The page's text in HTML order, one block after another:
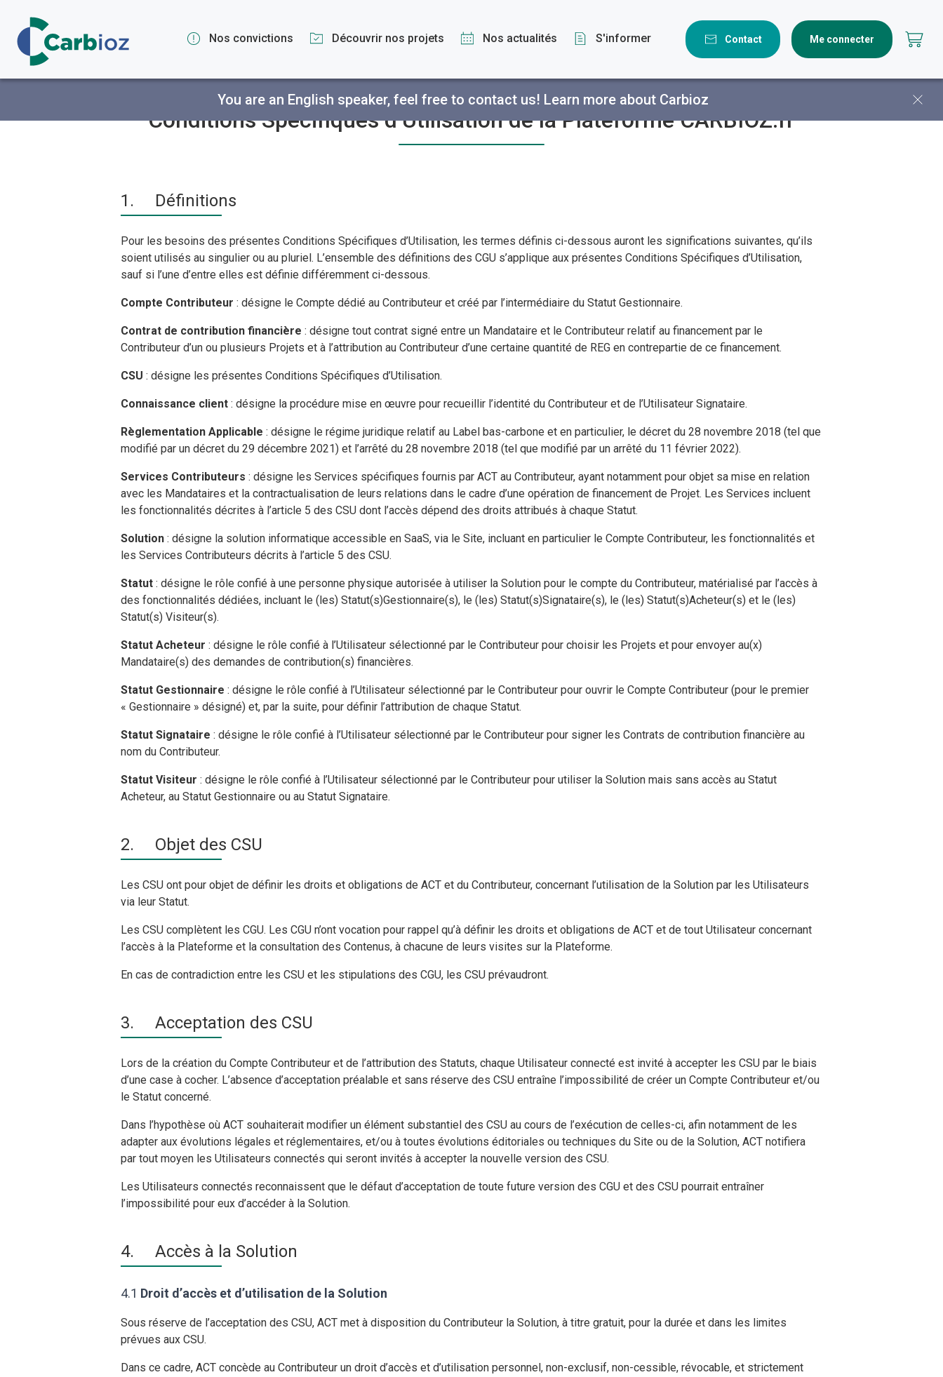
Nos convictions Découvrir nos projets Nos actualités S'informer Contact Me connecter
You are an English speaker, feel free to contact us! Learn more about Carbioz
Conditions Spécifiques d’Utilisation de la Plateforme CARBIOZ.fr
1. Définitions
Pour les besoins des présentes Conditions Spécifiques d’Utilisation, les termes définis ci-dessous auront les significations suivantes, qu’ils
soient utilisés au singulier ou au pluriel. L’ensemble des définitions des CGU s’applique aux présentes Conditions Spécifiques d’Utilisation,
sauf si l’une d’entre elles est définie différemment ci-dessous.
Compte Contributeur : désigne le Compte dédié au Contributeur et créé par l’intermédiaire du Statut Gestionnaire.
Contrat de contribution financière : désigne tout contrat signé entre un Mandataire et le Contributeur relatif au financement par le
Contributeur d’un ou plusieurs Projets et à l’attribution au Contributeur d’une certaine quantité de REG en contrepartie de ce financement.
CSU : désigne les présentes Conditions Spécifiques d’Utilisation.
Connaissance client : désigne la procédure mise en œuvre pour recueillir l’identité du Contributeur et de l’Utilisateur Signataire.
Règlementation Applicable : désigne le régime juridique relatif au Label bas-carbone et en particulier, le décret du 28 novembre 2018 (tel que
modifié par un décret du 29 décembre 2021) et l’arrêté du 28 novembre 2018 (tel que modifié par un arrêté du 11 février 2022).
Services Contributeurs : désigne les Services spécifiques fournis par ACT au Contributeur, ayant notamment pour objet sa mise en relation
avec les Mandataires et la contractualisation de leurs relations dans le cadre d’une opération de financement de Projet. Les Services incluent
les fonctionnalités décrites à l’article 5 des CSU dont l’accès dépend des droits attribués à chaque Statut.
Solution : désigne la solution informatique accessible en SaaS, via le Site, incluant en particulier le Compte Contributeur, les fonctionnalités et
les Services Contributeurs décrits à l’article 5 des CSU.
Statut : désigne le rôle confié à une personne physique autorisée à utiliser la Solution pour le compte du Contributeur, matérialisé par l’accès à
des fonctionnalités dédiées, incluant le (les) Statut(s)Gestionnaire(s), le (les) Statut(s)Signataire(s), le (les) Statut(s)Acheteur(s) et le (les)
Statut(s) Visiteur(s).
Statut Acheteur : désigne le rôle confié à l’Utilisateur sélectionné par le Contributeur pour choisir les Projets et pour envoyer au(x)
Mandataire(s) des demandes de contribution(s) financières.
Statut Gestionnaire : désigne le rôle confié à l’Utilisateur sélectionné par le Contributeur pour ouvrir le Compte Contributeur (pour le premier
« Gestionnaire » désigné) et, par la suite, pour définir l’attribution de chaque Statut.
Statut Signataire : désigne le rôle confié à l’Utilisateur sélectionné par le Contributeur pour signer les Contrats de contribution financière au
nom du Contributeur.
Statut Visiteur : désigne le rôle confié à l’Utilisateur sélectionné par le Contributeur pour utiliser la Solution mais sans accès au Statut
Acheteur, au Statut Gestionnaire ou au Statut Signataire.
2. Objet des CSU
Les CSU ont pour objet de définir les droits et obligations de ACT et du Contributeur, concernant l’utilisation de la Solution par les Utilisateurs
via leur Statut.
Les CSU complètent les CGU. Les CGU n’ont vocation pour rappel qu’à définir les droits et obligations de ACT et de tout Utilisateur concernant
l’accès à la Plateforme et la consultation des Contenus, à chacune de leurs visites sur la Plateforme.
En cas de contradiction entre les CSU et les stipulations des CGU, les CSU prévaudront.
3. Acceptation des CSU
Lors de la création du Compte Contributeur et de l’attribution des Statuts, chaque Utilisateur connecté est invité à accepter les CSU par le biais
d’une case à cocher. L’absence d’acceptation préalable et sans réserve des CSU entraîne l’impossibilité de créer un Compte Contributeur et/ou
le Statut concerné.
Dans l’hypothèse où ACT souhaiterait modifier un élément substantiel des CSU au cours de l’exécution de celles-ci, afin notamment de les
adapter aux évolutions légales et réglementaires, et/ou à toutes évolutions éditoriales ou techniques du Site ou de la Solution, ACT notifiera
par tout moyen les Utilisateurs connectés qui seront invités à accepter la nouvelle version des CSU.
Les Utilisateurs connectés reconnaissent que le défaut d’acceptation de toute future version des CGU et des CSU pourrait entraîner
l’impossibilité pour eux d’accéder à la Solution.
4. Accès à la Solution
4.1 Droit d’accès et d’utilisation de la Solution
Sous réserve de l’acceptation des CSU, ACT met à disposition du Contributeur la Solution, à titre gratuit, pour la durée et dans les limites
prévues aux CSU.
Dans ce cadre, ACT concède au Contributeur un droit d’accès et d’utilisation personnel, non-exclusif, non-cessible, révocable, et strictement